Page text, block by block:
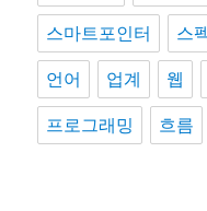
스마트포인터 스
언어 업계 웹
프로그래밍 흐름